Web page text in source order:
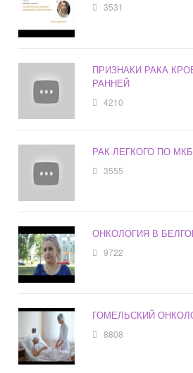
3531
ПРИЗНАКИ РАКА
РАННЕЙ
4210
РАК ЛЕГКОГО ПО МКБ
3555
ОНКОЛОГИЯ В
9722
ГОМЕЛЬСКИЙ
8808